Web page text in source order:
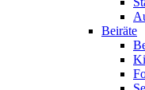
Beiräte